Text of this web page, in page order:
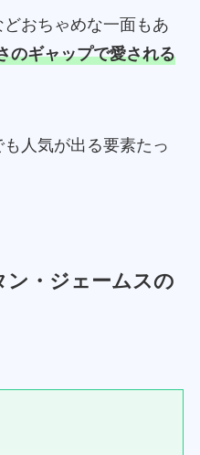
おちゃめな一面もあ
のギャップで愛される
人気が出る要素たっ
ン・ジェームスの